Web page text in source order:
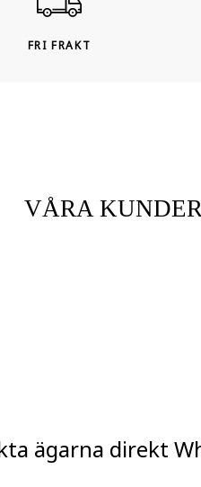
FRI FRAKT
VÅRA
ägarna direkt